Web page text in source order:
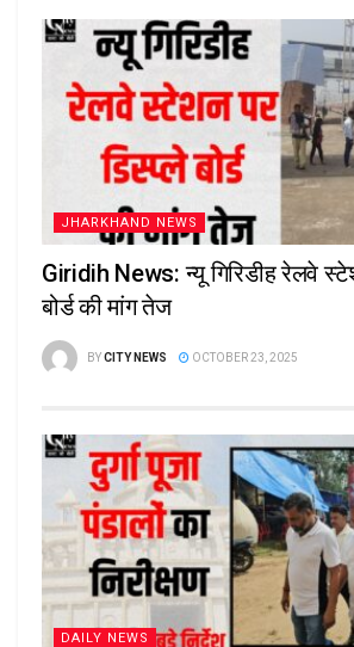
JHARKHAND NEWS
Giridih News: न्यू गिरिडीह रेलवे
बोर्ड की मांग तेज
BYCITY NEWS OCTOBER 23, 2025
DAILY NEWS